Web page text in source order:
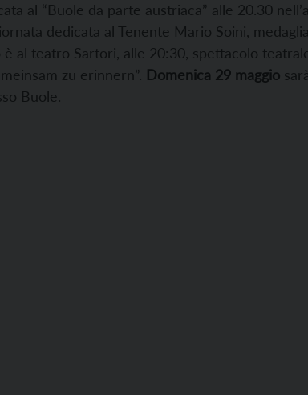
al “Buole da parte austriaca” alle 20.30
dedicata al Tenente Mario Soini,
è al teatro Sartori, alle 20:30, spettacolo
zu erinnern”. Domenica 29 maggio
Buole.